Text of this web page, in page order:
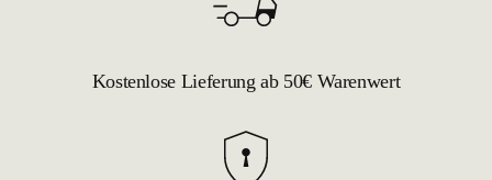
Kostenlose Lieferung ab 50€ Warenwert